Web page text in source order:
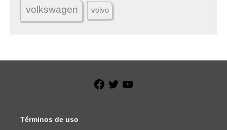
volkswagen volvo
Facebook
Twitter
Términos de uso